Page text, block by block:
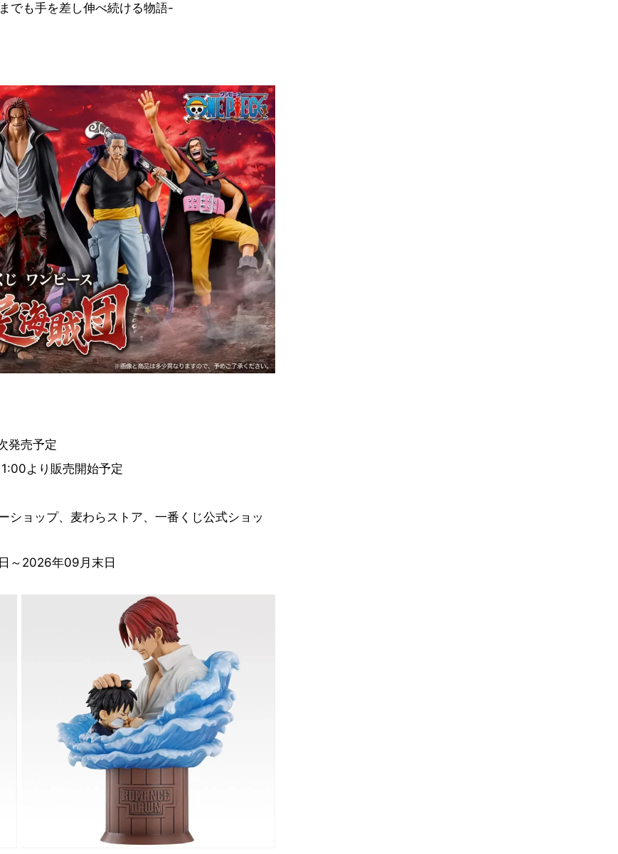
でも手を差し伸べ続ける物語-
発売予定
より販売開始予定
ショップ、麦わらストア、一番くじ公式ショッ
～2026年09月末日